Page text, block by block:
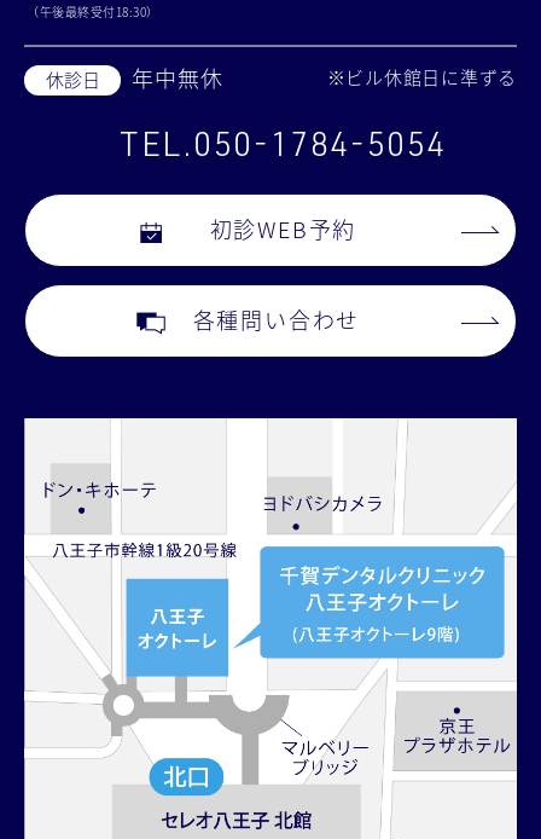
（午後最終受付18:30）
休診日 年中無休 ※ビル休館日に準ずる
TEL.050-1784-5054
初診WEB予約
各種問い合わせ